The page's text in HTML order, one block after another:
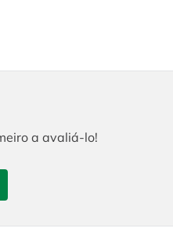
a avaliá-lo!